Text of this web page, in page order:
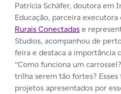
Patrícia Schäfer, doutora em
Educação, parceira executora
Rurais Conectadase
Studios, acompanhou de
feira e destaca a importância
“Como funciona um
trilha serem tão fortes? Esses
projetos apresentados por